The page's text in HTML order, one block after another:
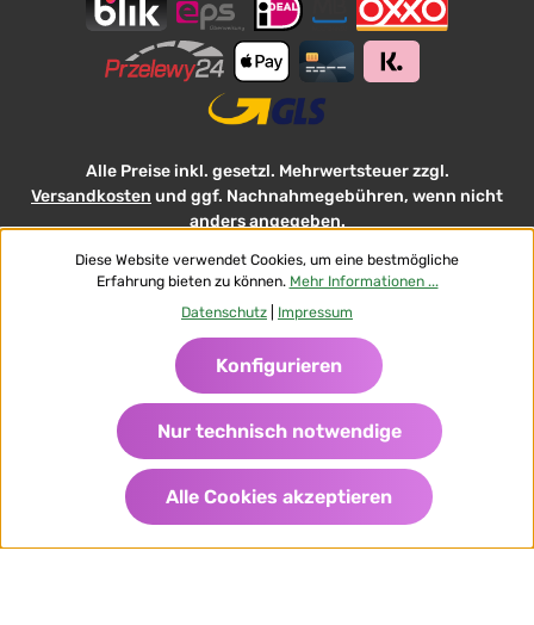
Alle Preise inkl. gesetzl. Mehrwertsteuer zzgl.
Versandkosten und ggf. Nachnahmegebühren, wenn nicht
anders angegeben.
© 2026 Flowers-Deluxe - with
AGB FlowersDeluxeDatenschutzWiderrufsrecht
Impressum FlowersDeluxe
Versand und Zahlungsbedingungen AT
Diese Website verwendet Cookies, um eine bestmögliche
Erfahrung bieten zu können. Mehr Informationen ...
Datenschutz
Impressum
Nur technisch notwendige
Konfigurieren
Alle Cookies akzeptieren